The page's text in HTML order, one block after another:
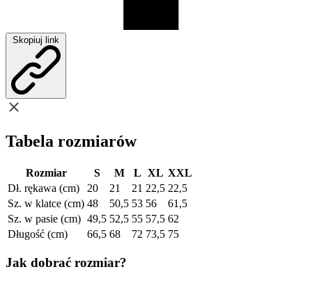
Skopiuj link
Tabela rozmiarów
Rozmiar S M L XL XXL
Dł. rękawa (cm)
20 21 21 22,5 22,5
Sz. w klatce (cm) 48 50,5 53 56
61,5
Sz. w pasie (cm) 49,5 52,5 55 57,5 62
Długość (cm)
66,5 68 72 73,5 75
Jak dobrać rozmiar?